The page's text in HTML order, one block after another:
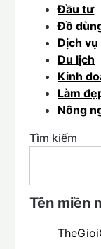
Đầu tư
Đồ
Dịch vụ
Du lịch
Kinh
Làm
Nông
Tìm kiếm
Tên miền